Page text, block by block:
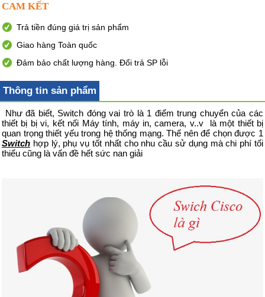
CAM KẾT
Trả tiền đúng giá trị sản phẩm
Giao hàng Toàn quốc
Đảm bảo chất lượng hàng. Đổi trả SP lỗi
Thông tin sản phẩm
Như đã biết, Switch đóng vai trò là 1 điểm trung chuyển của các
thiết bị bị vi, kết nối Máy tính, máy in, camera, v..v là một thiết bị
quan trọng thiết yếu trong hệ thống mạng. Thế nên để chọn được 1
Switch hợp lý, phụ vụ tốt nhất cho nhu cầu sử dụng mà chi phí tối
thiểu cũng là vấn đề hết sức nan giải